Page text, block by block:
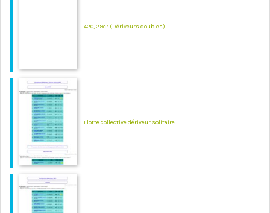
420, 29er (Dériveurs doubles)
Flotte collective dériveur solitaire